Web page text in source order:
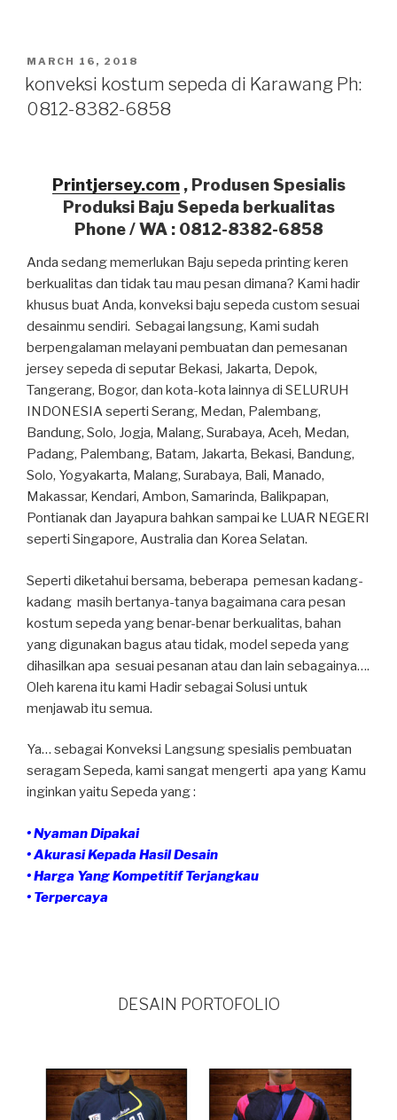
POSTED
ON
MARCH 16, 2018
konveksi kostum sepeda di Karawang Ph:
0812-8382-6858
Printjersey.com, Produsen Spesialis
Produksi Baju Sepeda berkualitas
Phone / WA : 0812-8382-6858
Anda sedang memerlukan Baju sepeda printing keren
berkualitas dan tidak tau mau pesan dimana? Kami hadir
khusus buat Anda, konveksi baju sepeda custom sesuai
desainmu sendiri. Sebagai langsung, Kami sudah
berpengalaman melayani pembuatan dan pemesanan
jersey sepeda di seputar Bekasi, Jakarta, Depok,
Tangerang, Bogor, dan kota-kota lainnya di SELURUH
INDONESIA seperti Serang, Medan, Palembang,
Bandung, Solo, Jogja, Malang, Surabaya, Aceh, Medan,
Padang, Palembang, Batam, Jakarta, Bekasi, Bandung,
Solo, Yogyakarta, Malang, Surabaya, Bali, Manado,
Makassar, Kendari, Ambon, Samarinda, Balikpapan,
Pontianak dan Jayapura bahkan sampai ke LUAR NEGERI
seperti Singapore, Australia dan Korea Selatan.
Seperti diketahui bersama, beberapa pemesan kadang-
kadang masih bertanya-tanya bagaimana cara pesan
kostum sepeda yang benar-benar berkualitas, bahan
yang digunakan bagus atau tidak, model sepeda yang
dihasilkan apa sesuai pesanan atau dan lain sebagainya….
Oleh karena itu kami Hadir sebagai Solusi untuk
menjawab itu semua.
Ya… sebagai Konveksi Langsung spesialis pembuatan
seragam Sepeda, kami sangat mengerti apa yang Kamu
inginkan yaitu Sepeda yang :
• Nyaman Dipakai
• Akurasi Kepada Hasil Desain
• Harga Yang Kompetitif Terjangkau
• Terpercaya
DESAIN PORTOFOLIO